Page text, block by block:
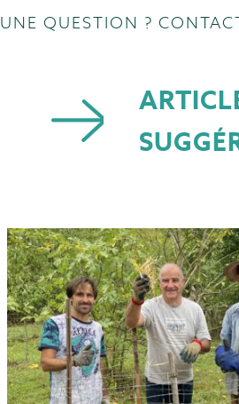
UNE QUESTION ?